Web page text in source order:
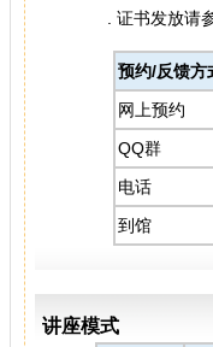
. 证书发放请
预约/反馈方
网上预约
QQ群
电话
到馆
讲座模式